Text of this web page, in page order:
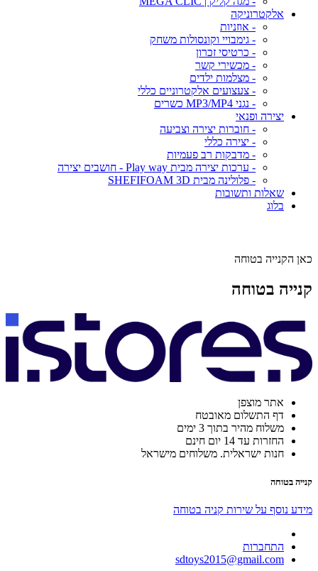
אלקטרוניקה
- אוזניות
- גימבויי וקונסולות משחק
- כרטיסי זכרון
- מכשירי קשר
- מצלמות ילדים
- צעצועים אלקטרוניים כללי
- נגני MP3/MP4 כשרים
יצירה ופנאי
- חוברות יצירה וצביעה
- יצירה כללי
- מדבקות רב פעמיות
- ערכות יצירה מבית Play way - חושבים יצירה
- פלולינה מבית SHEFIFOAM 3D
שאלות ותשובות
בלוג
כאן הקנייה בטוחה
קנייה בטוחה
אתר מוצפן
דף התשלום מאובטח
משלוח מהיר בתוך 3 ימים
החזרות עד 14 יום חינם
חנות ישראלית. משלוחים מישראל
קנייה בטוחה
מידע נוסף על שירות קניה בטוחה
התחברות
sdtoys2015@gmail.com